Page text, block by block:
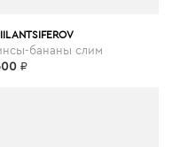
ANTSIFEROV
бананы слим
₽